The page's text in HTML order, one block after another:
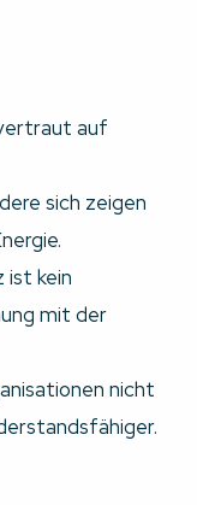
auf
sich zeigen
ist kein
mit der
nicht